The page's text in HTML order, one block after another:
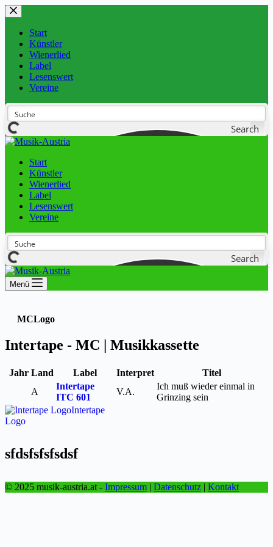
Start
Künstler
Wienerlied
Label
Lesenswert
Vereine
Search
Start
Künstler
Wienerlied
Label
Lesenswert
Vereine
Search
Menü
MCLogo
Intertape - MC | Musikkassette
Jahr Land Label Interpret
Titel
A
Intertape
ITC 601
V.A.
Ich muß wieder einmal in
Grinzing sein
Intertape
Logo
sfdsfsfsfsdsf
© 2025 musik-austria.at - Impressum | Datenschutz | Kontakt